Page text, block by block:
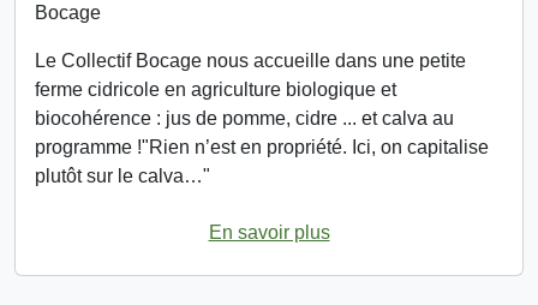
Bocage
Le Collectif Bocage nous accueille dans une petite
ferme cidricole en agriculture biologique et
biocohérence : jus de pomme, cidre ... et calva au
programme !"Rien n’est en propriété. Ici, on capitalise
plutôt sur le calva…"
En savoir plus